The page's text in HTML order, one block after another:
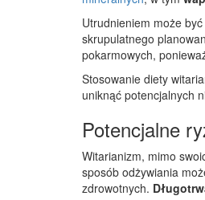
Utrudnieniem może
skrupulatnego
pokarmowych,
Stosowanie diety
uniknąć potencjalnych
Potencjalne
Witarianizm, mimo
sposób odżywiania
zdrowotnych.